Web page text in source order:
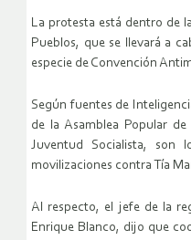
La protesta está dentro de
Pueblos, que se llevará a
especie de Convención
Según fuentes de
de la Asamblea Popular
Juventud Socialista, son
movilizaciones contra Tía
Al respecto, el jefe de la
Enrique Blanco, dijo que